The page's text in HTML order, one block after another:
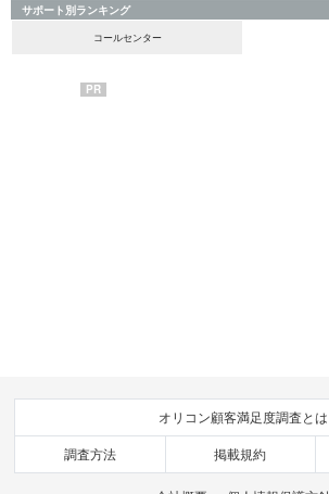
サポート別ランキング
コールセンター
PR
オリコン顧客満足度調査とは
調査方法 掲載規約